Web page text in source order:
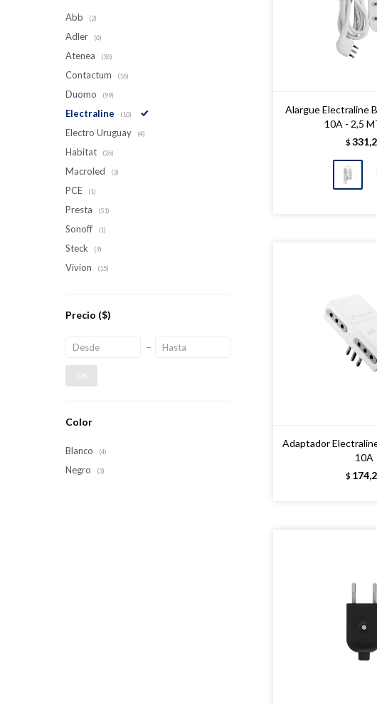
Alargue Electraline
10A - 2,5
$
Adaptador
10A
$
Abb (2)
Adler (6)
Atenea (36)
Contactum (16)
Duomo (99)
Electraline (10)
Electro Uruguay (4)
Habitat (26)
Macroled (3)
PCE (1)
Presta (51)
Sonoff (1)
Steck (9)
Vivion (15)
Precio ($)
OK
Color
Blanco (4)
Negro (3)